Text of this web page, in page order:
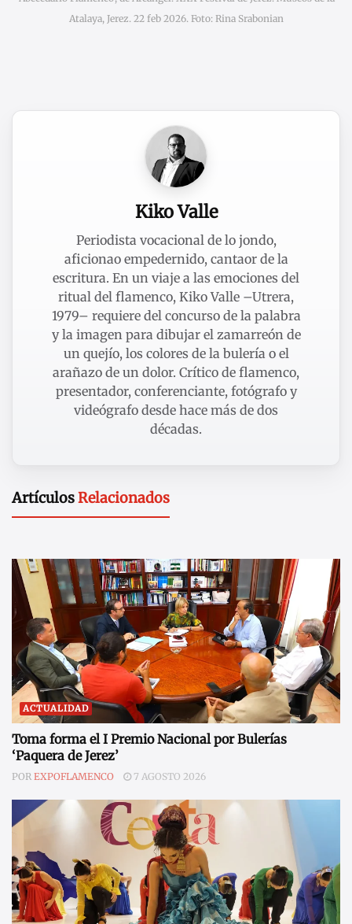
Atalaya, Jerez. 22 feb 2026. Foto: Rina Srabonian
Kiko Valle
Periodista vocacional de lo jondo,
aficionao empedernido, cantaor de la
escritura. En un viaje a las emociones del
ritual del flamenco, Kiko Valle –Utrera,
1979– requiere del concurso de la palabra
y la imagen para dibujar el zamarreón de
un quejío, los colores de la bulería o el
arañazo de un dolor. Crítico de flamenco,
presentador, conferenciante, fotógrafo y
videógrafo desde hace más de dos
décadas.
ArtículosRelacionados
ACTUALIDAD
Toma forma el I Premio Nacional por Bulerías
‘Paquera de Jerez’
POR EXPOFLAMENCO 7 AGOSTO 2026